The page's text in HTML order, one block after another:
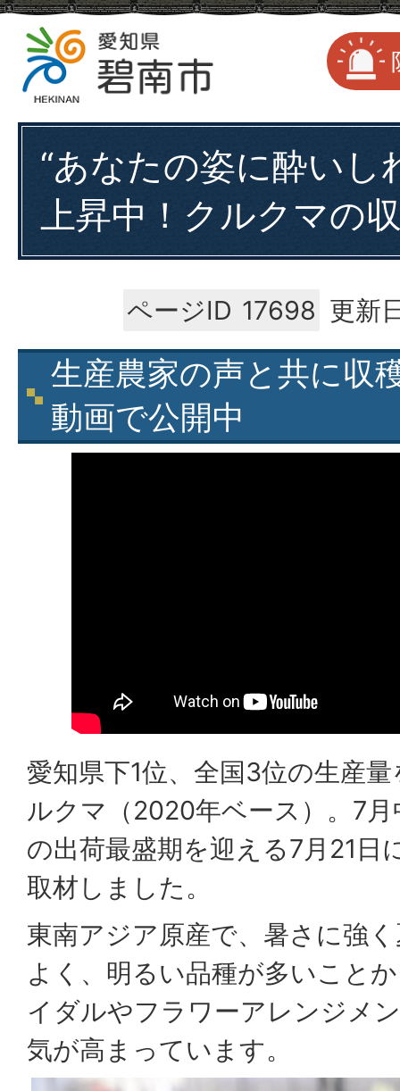
“あなたの姿に酔いし
上昇中！クルクマの
ページID 17698 更新
生産農家の声と共に収
動画で公開中
愛知県下1位、全国3位の生産
ルクマ（2020年ベース）。7
の出荷最盛期を迎える7月21日
取材しました。
東南アジア原産で、暑さに強
よく、明るい品種が多いこと
イダルやフラワーアレンジメ
気が高まっています。